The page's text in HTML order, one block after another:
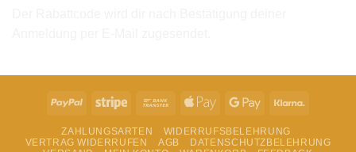
PayPal Stripe
Bank
Apple
Google
ZAHLUNGSARTEN
WIDERRUFSBELEHRUNG
VERTRAG WIDERRUFEN
AGB
DATENSCHUTZBELEHRUNG